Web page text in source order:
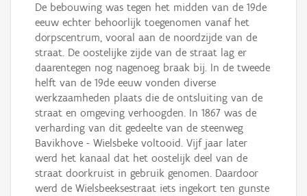
De bebouwing was tegen het midden van de 19de
eeuw echter behoorlijk toegenomen vanaf het
dorpscentrum, vooral aan de noordzijde van de
straat. De oostelijke zijde van de straat lag er
daarentegen nog nagenoeg braak bij. In de tweede
helft van de 19de eeuw vonden diverse
werkzaamheden plaats die de ontsluiting van de
straat en omgeving verhoogden. In 1867 was de
verharding van dit gedeelte van de steenweg
Bavikhove - Wielsbeke voltooid. Vijf jaar later
werd het kanaal dat het oostelijk deel van de
straat doorkruist in gebruik genomen. Daardoor
werd de Wielsbeeksestraat iets ingekort ten gunste